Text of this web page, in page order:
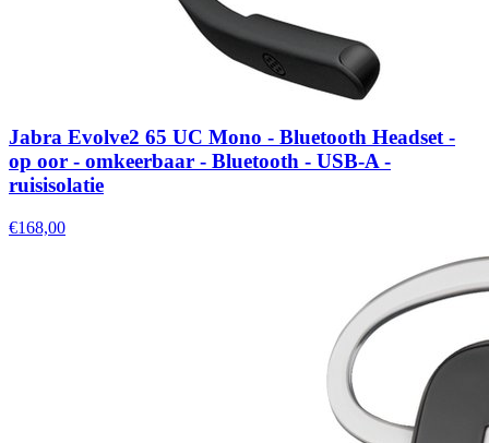
Jabra Evolve2 65 UC Mono - Bluetooth Headset -
op oor - omkeerbaar - Bluetooth - USB-A -
ruisisolatie
€168,00